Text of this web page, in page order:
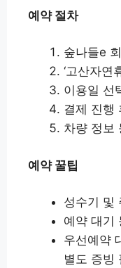
예약 절차
숲나들e
‘고산자연
이용일 선
결제 진행
차량 정보
예약 꿀팁
성수기 및
예약 대기
우선예약
별도 증빙